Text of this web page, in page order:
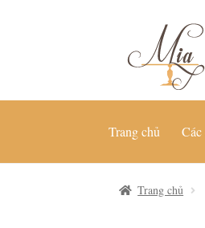
Điều
nội
Trang chủ Các
Trang chủ